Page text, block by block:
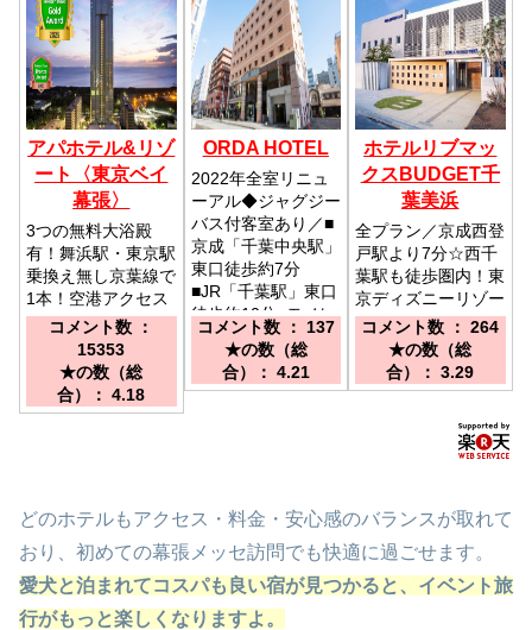
アパホテル&リゾ
ート〈東京ベイ
幕張〉
3つの無料大浴殿
有！舞浜駅・東京駅
乗換え無し京葉線で
1本！空港アクセス
も便利♪／JR京葉線
『海浜幕張駅』より
徒歩7分/舞浜駅から
3駅18分♪/成田空
港・羽田空港よりリ
コメント数 ：
15353
★の数（総
合）： 4.18
ORDA HOTEL
2022年全室リニュ
ーアル◆ジャグジー
バス付客室あり／■
京成「千葉中央駅」
東口徒歩約7分
■JR「千葉駅」東口
徒歩約10分■モノレ
ール「葭川公園駅」
東側徒歩約3分
コメント数 ： 137
★の数（総
合）： 4.21
ホテルリブマッ
クスBUDGET千
葉美浜
全プラン／京成西登
戸駅より7分☆西千
葉駅も徒歩圏内！東
京ディズニーリゾー
トまで車で40分！
コメント数 ： 264
★の数（総
合）： 3.29
どのホテルもアクセス・料金・安心感のバランスが取れて
おり、初めての幕張メッセ訪問でも快適に過ごせます。
愛犬と泊まれてコスパも良い宿が見つかると、イベント旅
行がもっと楽しくなりますよ。